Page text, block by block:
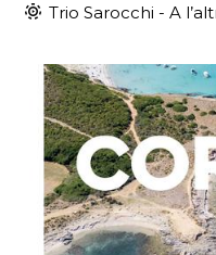
Trio Sarocchi - A